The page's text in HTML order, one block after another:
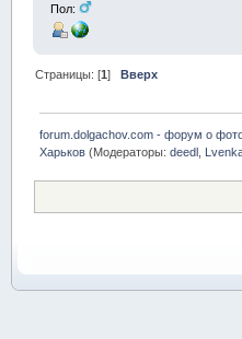
Пол:
Страницы: [1] Вверх
forum.dolgachov.com - форум о
Харьков (Модераторы:deedl